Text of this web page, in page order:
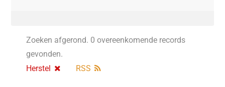
Zoeken afgerond. 0 overeenkomende records
gevonden.
Herstel
RSS